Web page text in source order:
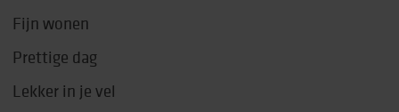
Fijn wonen
Prettige dag
Lekker in je vel